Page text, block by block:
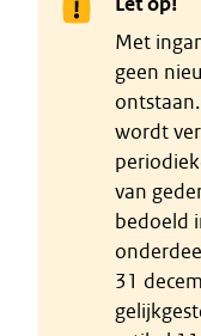
Met
geen
wordt
van
bedoeld
31